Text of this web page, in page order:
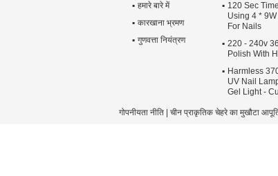
हमारे बारे में
कारखाना भ्रमण
गुणवत्ता नियंत्रण
120 Sec
Using 4 *
For Nails
220 - 240v
Polish With
Harmless
UV Nail
Gel Light -
गोपनीयता नीति चीन प्राकृतिक चेहरे का मुखौटा